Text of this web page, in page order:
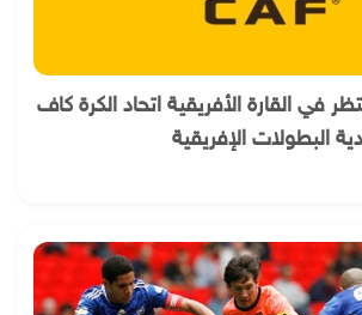
في القارة الأفريقية اتحاد الكرة كاف
البطولات الإفريقية